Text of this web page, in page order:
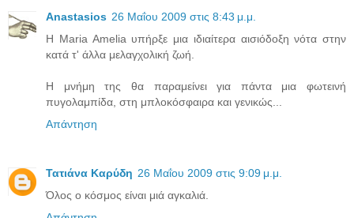
Anastasios 26 Μαΐου 2009 στις 8:43 μ.μ.
H Maria Amelia υπήρξε μια ιδιαίτερα αισιόδοξη νότα στην
κατά τ' άλλα μελαγχολική ζωή.
Η μνήμη της θα παραμείνει για πάντα μια φωτεινή
πυγολαμπίδα, στη μπλοκόσφαιρα και γενικώς...
Απάντηση
Τατιάνα Καρύδη 26 Μαΐου 2009 στις 9:09 μ.μ.
Όλος ο κόσμος είναι μιά αγκαλιά.